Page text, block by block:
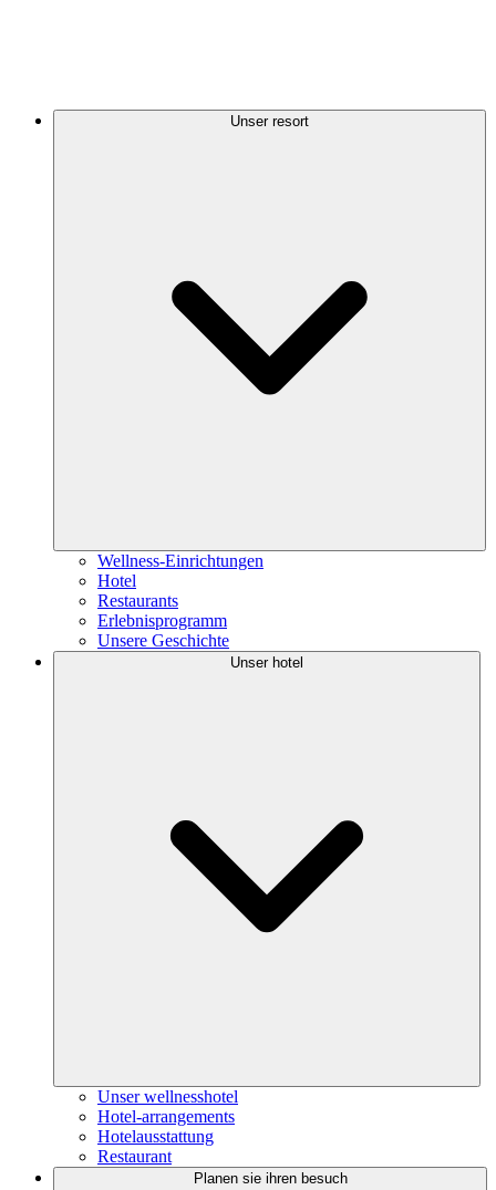
Unser resort
Wellness-Einrichtungen
Hotel
Restaurants
Erlebnisprogramm
Unsere Geschichte
Unser hotel
Unser wellnesshotel
Hotel-arrangements
Hotelausstattung
Restaurant
Planen sie ihren besuch